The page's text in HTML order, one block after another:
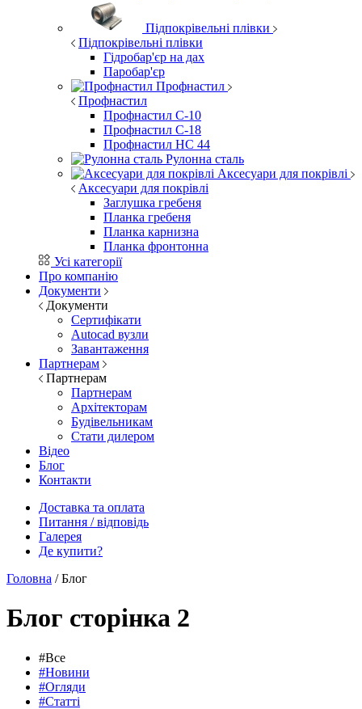
Підпокрівельні плівки
Підпокрівельні плівки
Гідробар'єр на дах
Паробар'єр
Профнастил
Профнастил
Профнастил С-10
Профнастил С-18
Профнастил НС 44
Рулонна сталь
Аксесуари для покрівлі
Аксесуари для покрівлі
Заглушка гребеня
Планка гребеня
Планка карнизна
Планка фронтонна
Усі категорії
Про компанію
Документи
Документи
Сертифікати
Autocad вузли
Завантаження
Партнерам
Партнерам
Партнерам
Архітекторам
Будівельникам
Стати дилером
Відео
Блог
Контакти
Доставка та оплата
Питання / відповідь
Галерея
Де купити?
Головна / Блог
Блог сторінка 2
#Все
#Новини
#Огляди
#Статті